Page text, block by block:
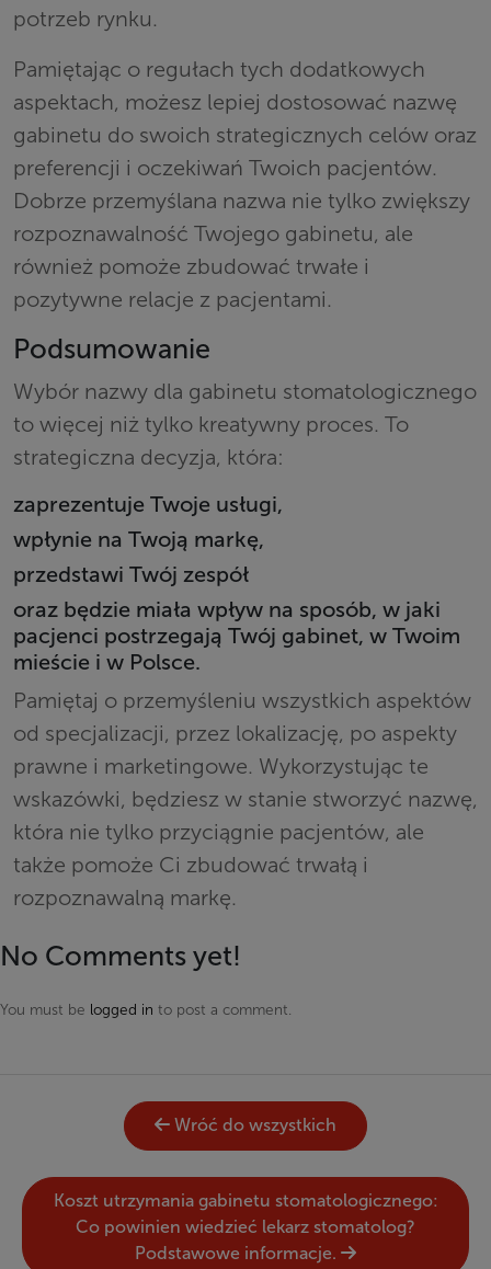
potrzeb rynku.
Pamiętając o regułach tych dodatkowych
aspektach, możesz lepiej dostosować nazwę
gabinetu do swoich strategicznych celów oraz
preferencji i oczekiwań Twoich pacjentów.
Dobrze przemyślana nazwa nie tylko zwiększy
rozpoznawalność Twojego gabinetu, ale
również pomoże zbudować trwałe i
pozytywne relacje z pacjentami.
Podsumowanie
Wybór nazwy dla gabinetu stomatologicznego
to więcej niż tylko kreatywny proces. To
strategiczna decyzja, która:
zaprezentuje Twoje usługi,
wpłynie na Twoją markę,
przedstawi Twój zespół
oraz będzie miała wpływ na sposób, w jaki
pacjenci postrzegają Twój gabinet, w Twoim
mieście i w Polsce.
Pamiętaj o przemyśleniu wszystkich aspektów
od specjalizacji, przez lokalizację, po aspekty
prawne i marketingowe. Wykorzystując te
wskazówki, będziesz w stanie stworzyć nazwę,
która nie tylko przyciągnie pacjentów, ale
także pomoże Ci zbudować trwałą i
rozpoznawalną markę.
No Comments yet!
You must be logged in to post a comment.
Wróć do wszystkich
Koszt utrzymania gabinetu stomatologicznego:
Co powinien wiedzieć lekarz stomatolog?
Podstawowe informacje.